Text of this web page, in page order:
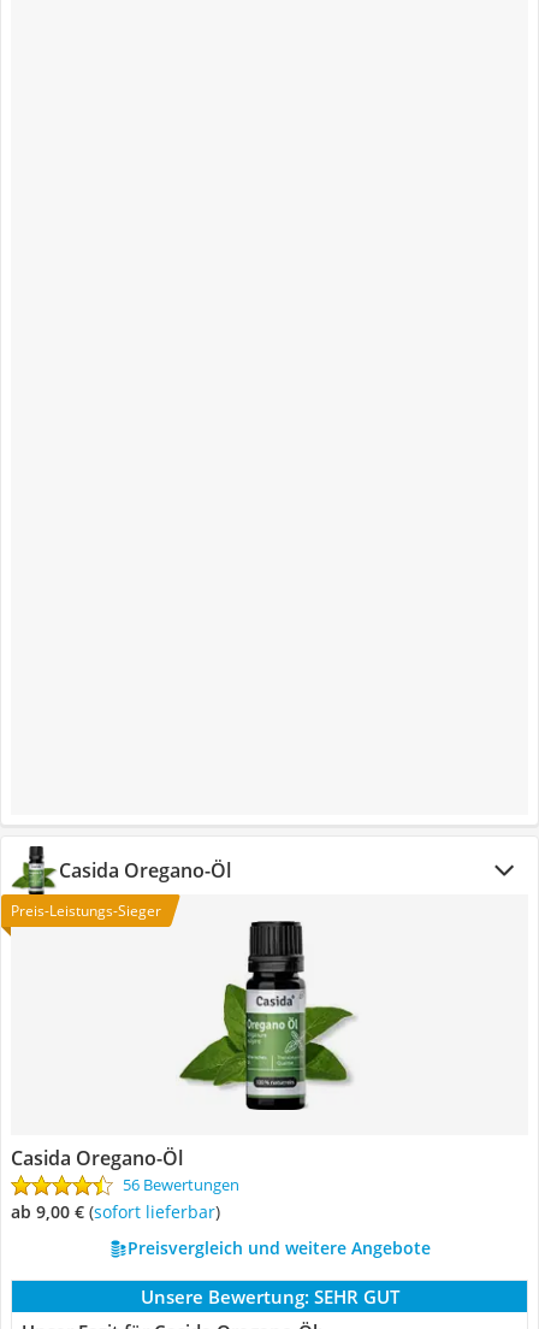
Casida Oregano-Öl
Preis-Leistungs-Sieger
Casida Oregano-Öl
56 Bewertungen
ab 9,00 € ( Sofort lieferbar)
Preisvergleich und weitere Angebote
Unsere Bewertung: SEHR GUT